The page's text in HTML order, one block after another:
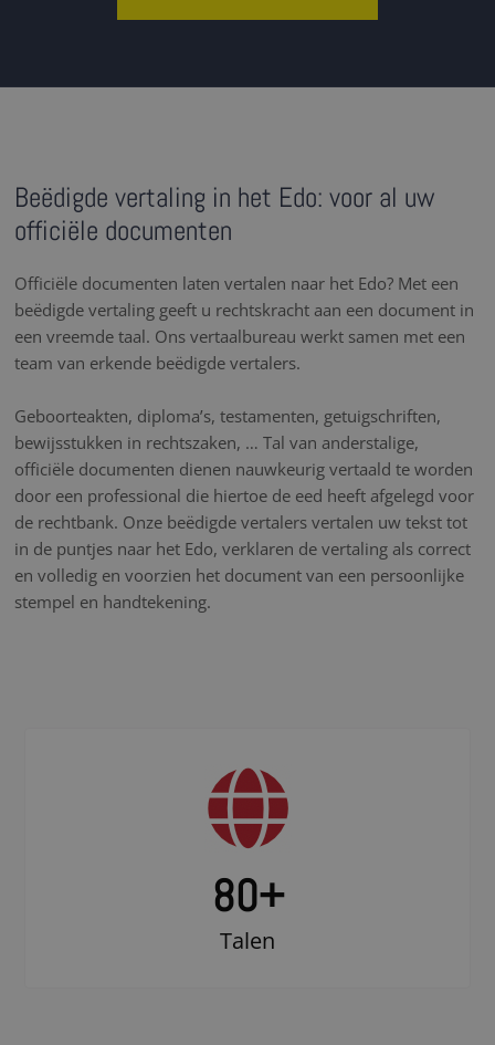
Beëdigde vertaling in het Edo: voor al uw
officiële documenten
Officiële documenten laten vertalen naar het Edo? Met een
beëdigde vertaling geeft u rechtskracht aan een document in
een vreemde taal. Ons vertaalbureau werkt samen met een
team van erkende beëdigde vertalers.
Geboorteakten, diploma’s, testamenten, getuigschriften,
bewijsstukken in rechtszaken, … Tal van anderstalige,
officiële documenten dienen nauwkeurig vertaald te worden
door een professional die hiertoe de eed heeft afgelegd voor
de rechtbank. Onze beëdigde vertalers vertalen uw tekst tot
in de puntjes naar het Edo, verklaren de vertaling als correct
en volledig en voorzien het document van een persoonlijke
stempel en handtekening.
80+
Talen